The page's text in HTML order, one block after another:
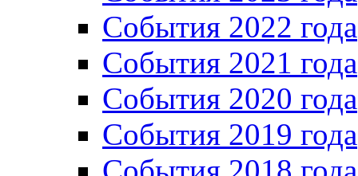
Cобытия 2022 года
Cобытия 2021 года
События 2020 года
События 2019 года